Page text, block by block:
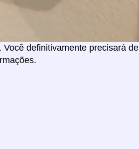
definitivamente precisará de